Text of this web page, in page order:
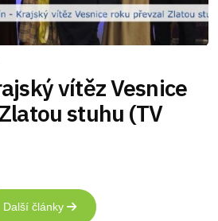
vítěz Vesnice
stuhu (TV
Další články